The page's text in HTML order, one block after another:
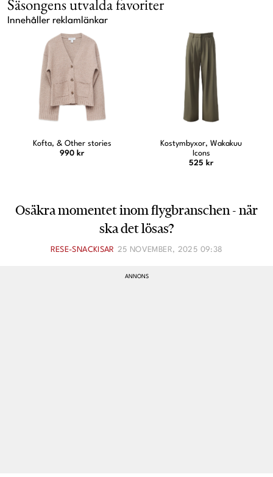
Säsongens utvalda favoriter
Innehåller reklamlänkar
Kostymbyxor, Wakakuu
Icons
Jeansskjorta, Ellos
479 kr
Osäkra momentet inom flygbranschen - när
ska det lösas?
RESE-SNACKISAR 25 NOVEMBER, 2025 09:38